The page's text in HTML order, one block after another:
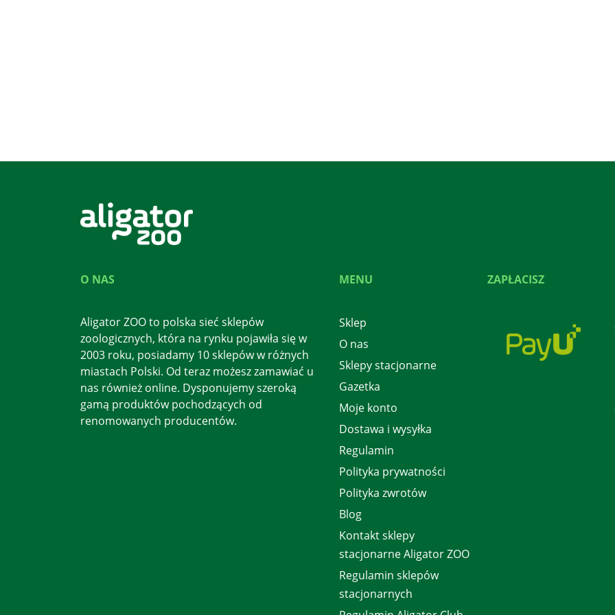
O NAS
Aligator ZOO to polska sieć sklepów
zoologicznych, która na rynku pojawiła się w
2003 roku, posiadamy 10 sklepów w różnych
miastach Polski. Od teraz możesz zamawiać u
nas również online. Dysponujemy szeroką
gamą produktów pochodzących od
renomowanych producentów.
MENU
Sklep
O nas
Sklepy stacjonarne
Gazetka
Moje konto
Dostawa i wysyłka
Regulamin
Polityka prywatności
Polityka zwrotów
Blog
Kontakt sklepy
stacjonarne Aligator ZOO
Regulamin sklepów
stacjonarnych
ZAPŁACISZ